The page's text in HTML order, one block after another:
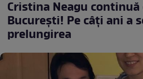
Cristina Neagu continuă
Bucureşti! Pe câţi ani a
prelungirea